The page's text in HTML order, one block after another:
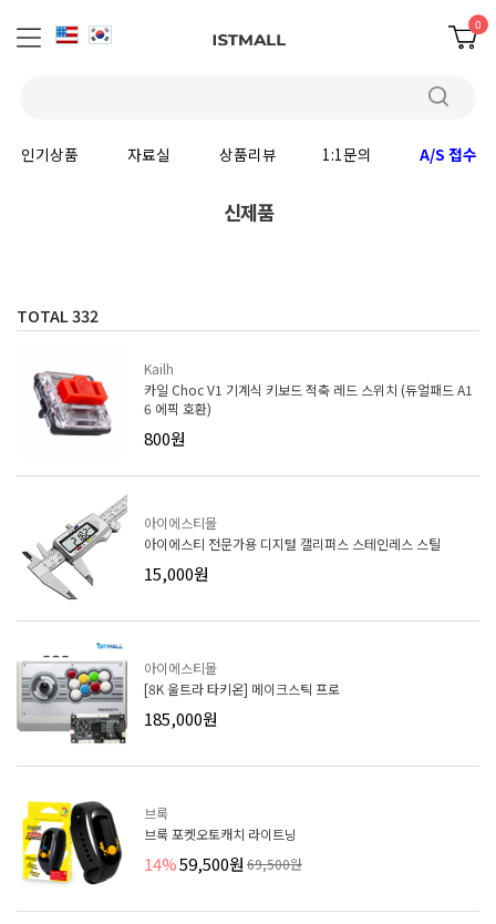
0
인기상품 자료실 상품리뷰 1:1문의 A/S 접수
신제품
TOTAL332
Kailh
카일 Choc V1 기계식 키보드 적축 레드 스위치 (듀얼패드 A1
6 에픽 호환)
800원
아이에스티몰
아이에스티 전문가용 디지털 캘리퍼스 스테인레스 스틸
15,000원
아이에스티몰
[8K 울트라 타키온] 메이크스틱 프로
185,000원
브룩
브룩 포켓오토캐치 라이트닝
14%59,500원 69,500원